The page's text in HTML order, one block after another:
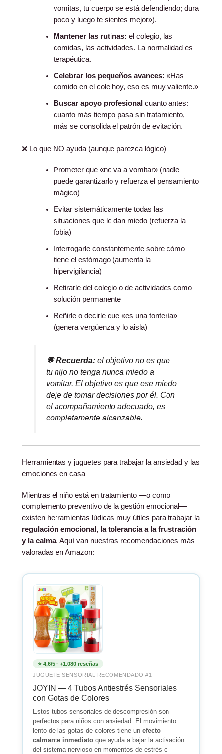
vomitas, tu cuerpo se está defendiendo; dura
poco y luego te sientes mejor»).
Mantener las rutinas: el colegio, las
comidas, las actividades. La normalidad es
terapéutica.
Celebrar los pequeños avances: «Has
comido en el cole hoy, eso es muy valiente.»
Buscar apoyo profesional cuanto antes:
cuanto más tiempo pasa sin tratamiento,
más se consolida el patrón de evitación.
❌ Lo que NO ayuda (aunque parezca lógico)
Prometer que «no va a vomitar» (nadie
puede garantizarlo y refuerza el pensamiento
mágico)
Evitar sistemáticamente todas las
situaciones que le dan miedo (refuerza la
fobia)
Interrogarle constantemente sobre cómo
tiene el estómago (aumenta la
hipervigilancia)
Retirarle del colegio o de actividades como
solución permanente
Reñirle o decirle que «es una tontería»
(genera vergüenza y lo aisla)
💬Recuerda: el objetivo no es que
tu hijo no tenga nunca miedo a
vomitar. El objetivo es que ese miedo
deje de tomar decisiones por él. Con
el acompañamiento adecuado, es
completamente alcanzable.
Herramientas y juguetes para trabajar la ansiedad y las
emociones en casa
Mientras el niño está en tratamiento —o como
complemento preventivo de la gestión emocional—
existen herramientas lúdicas muy útiles para trabajar la
regulación emocional, la tolerancia a la frustración
y la calma. Aquí van nuestras recomendaciones más
valoradas en Amazon:
⭐ 4,6/5 · +1.080 reseñas
JUGUETE SENSORIAL RECOMENDADO #1
JOYIN — 4 Tubos Antiestrés Sensoriales
con Gotas de Colores
Estos tubos sensoriales de descompresión son
perfectos para niños con ansiedad. El movimiento
lento de las gotas de colores tiene un efecto
calmante inmediato que ayuda a bajar la activación
del sistema nervioso en momentos de estrés o